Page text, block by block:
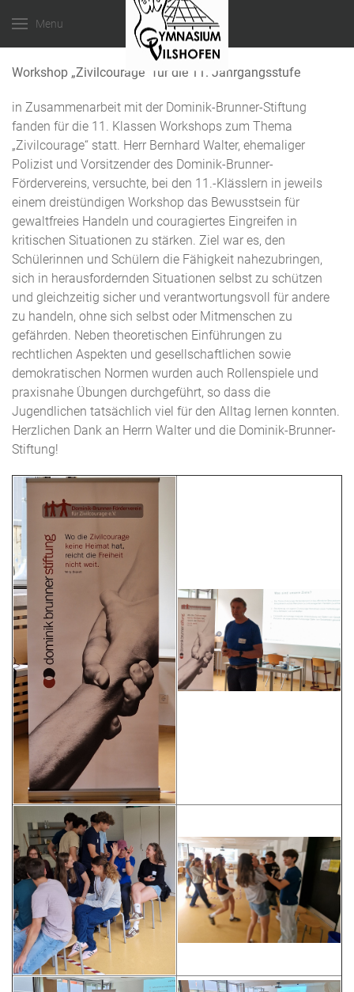
Menu
Workshop „Zivilcourage“ für die 11. Jahrgangsstufe
in Zusammenarbeit mit der Dominik-Brunner-Stiftung
fanden für die 11. Klassen Workshops zum Thema
„Zivilcourage“ statt. Herr Bernhard Walter, ehemaliger
Polizist und Vorsitzender des Dominik-Brunner-
Fördervereins, versuchte, bei den 11.-Klässlern in jeweils
einem dreistündigen Workshop das Bewusstsein für
gewaltfreies Handeln und couragiertes Eingreifen in
kritischen Situationen zu stärken. Ziel war es, den
Schülerinnen und Schülern die Fähigkeit nahezubringen,
sich in herausfordernden Situationen selbst zu schützen
und gleichzeitig sicher und verantwortungsvoll für andere
zu handeln, ohne sich selbst oder Mitmenschen zu
gefährden. Neben theoretischen Einführungen zu
rechtlichen Aspekten und gesellschaftlichen sowie
demokratischen Normen wurden auch Rollenspiele und
praxisnahe Übungen durchgeführt, so dass die
Jugendlichen tatsächlich viel für den Alltag lernen konnten.
Herzlichen Dank an Herrn Walter und die Dominik-Brunner-
Stiftung!